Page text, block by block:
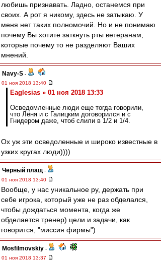
любишь признавать. Ладно, останемся при
своих. А рот я никому, здесь не затыкаю. У
меня нет таких полномочий. Но и не понимаю
почему Вы хотите заткнуть рты ветеранам,
которые почему то не разделяют Ваших
мнений.
Navy-S -
01 ноя 2018 13:40
Eaglesias » 01 ноя 2018 13:33
Осведомленные люди еще тогда говорили,
что Лёня и с Галицким договорился и с
Гнидером даже, чтоб слили в 1/2 и 1/4.
Ох уж эти осведоленные и широко известные в
узких кругах люди))))
Черный плащ -
01 ноя 2018 13:40
Вообще, у нас уникальное ру, держать при
себе игрока, который уже не раз обделался,
чтобы дождаться момента, когда же
обделается тренер) цели и задачи, как
говорится, "миссия фирмы")
Mosfilmovskiy -
01 ноя 2018 13:37